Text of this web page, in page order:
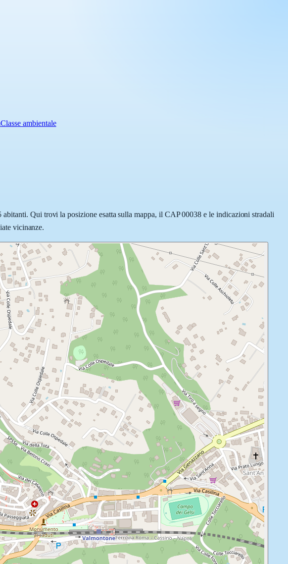
Classe ambientale
Qui trovi la posizione esatta sulla mappa, il CAP 00038 e le indicazioni stradali
vicinanze.